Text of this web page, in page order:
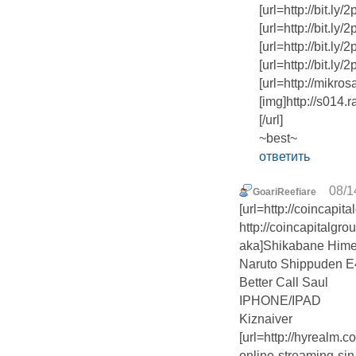
[url=http://bit.ly/
[url=http://bit.ly/
[url=http://bit.ly/
[url=http://bit.ly/
[url=http://
[img]http://
[/url]
~best~
ответить
GoariReefiare
08/
[url=http://
http://
aka]Shikabane
Naruto Shippuden
Better Call Saul
IPHONE/IPAD
Kiznaiver
[url=http://